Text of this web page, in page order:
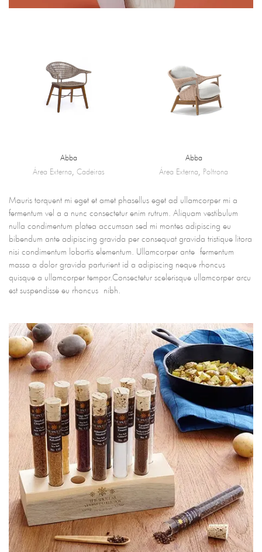
Abba
Área Externa Cadeiras
Abba
Área Externa
Poltrona
Mauris torquent mi eget et amet phasellus eget ad ullamcorper mi a
fermentum vel a a nunc consectetur enim rutrum. Aliquam vestibulum
nulla condimentum platea accumsan sed mi montes adipiscing eu
bibendum ante adipiscing gravida per consequat gravida tristique litora
nisi condimentum lobortis elementum. Ullamcorper ante fermentum
massa a dolor gravida parturient id a adipiscing neque rhoncus
quisque a ullamcorper tempor.Consectetur scelerisque ullamcorper arcu
est suspendisse eu rhoncus nibh.